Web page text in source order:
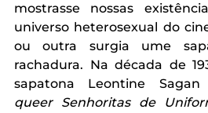
mostrasse nossas
universo heterosexual do
ou outra surgia ume
rachadura. Na década de
queer
Senhoritas de